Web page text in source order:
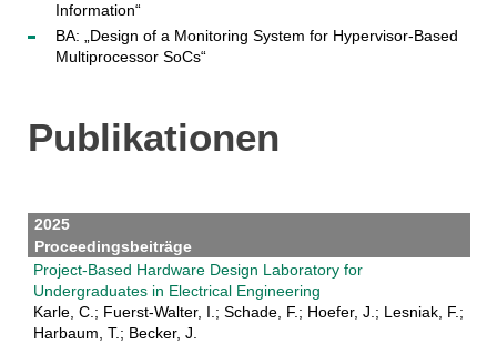
Information“
BA: „Design of a Monitoring System for Hypervisor-Based
Multiprocessor SoCs“
Publikationen
2025
Proceedingsbeiträge
Project-Based Hardware Design Laboratory for
Undergraduates in Electrical Engineering
Karle, C.; Fuerst-Walter, I.; Schade, F.; Hoefer, J.; Lesniak, F.;
Harbaum, T.; Becker, J.